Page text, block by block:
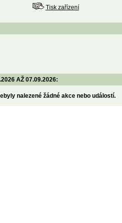
Tisk zařízení
AŽ 07.09.2026:
nalezené žádné akce nebo událostí.